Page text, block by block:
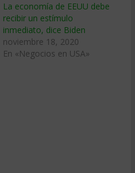
La economía de EEUU debe
recibir un estímulo
inmediato, dice Biden
noviembre 18, 2020
En «Negocios en USA»